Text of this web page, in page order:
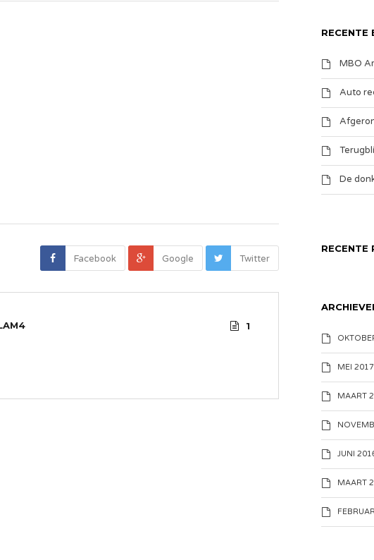
Twitter
Google
Facebook
1
RECENTE
MBO
Auto
De
RECENTE
MEI 2017
MAART
JUNI
MAART